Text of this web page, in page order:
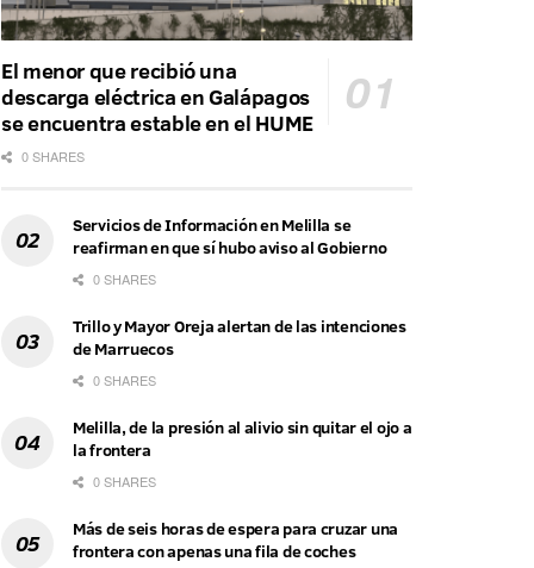
El menor que recibió una
descarga eléctrica en Galápagos
se encuentra estable en el HUME
0 SHARES
Servicios de Información en Melilla se
reafirman en que sí hubo aviso al Gobierno
0 SHARES
Trillo y Mayor Oreja alertan de las intenciones
de Marruecos
0 SHARES
Melilla, de la presión al alivio sin quitar el ojo a
la frontera
0 SHARES
Más de seis horas de espera para cruzar una
frontera con apenas una fila de coches